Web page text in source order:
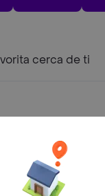
cerca de ti